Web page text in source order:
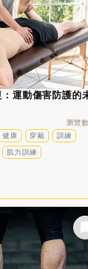
運動傷害防護的
瀏覽數
健康 穿戴
訓練
肌力訓練